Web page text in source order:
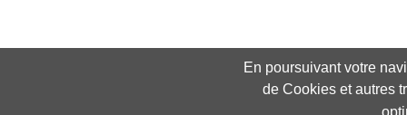
En poursuivant votre
de Cookies et autres